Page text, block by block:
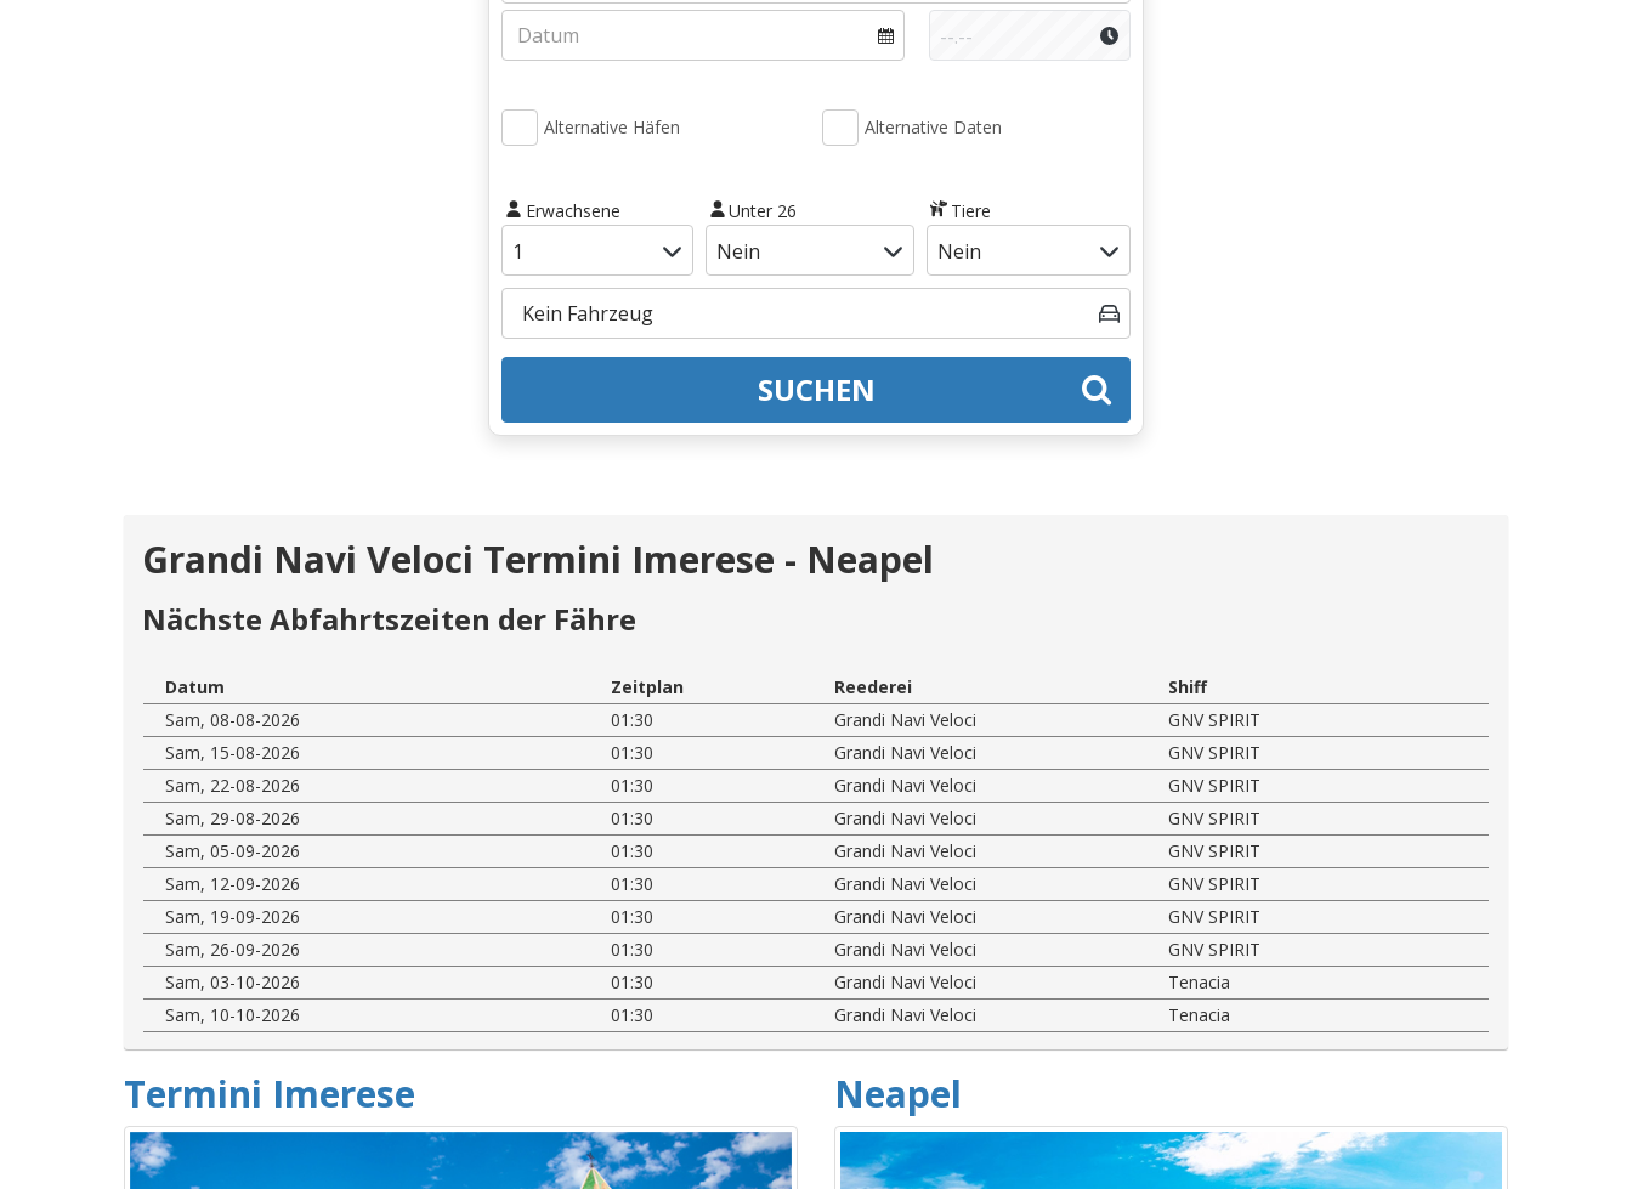
Alternative Häfen Alternative Daten
Erwachsene Unter 26 Tiere
SUCHEN
Grandi Navi Veloci Termini Imerese - Neapel
Nächste Abfahrtszeiten der Fähre
Datum Zeitplan Reederei
Shiff
Sam, 08-08-2026
01:30 Grandi Navi Veloci
GNV SPIRIT
Sam, 15-08-2026
01:30 Grandi Navi Veloci
GNV SPIRIT
Sam, 22-08-2026
01:30 Grandi Navi Veloci
GNV SPIRIT
Sam, 29-08-2026
01:30 Grandi Navi Veloci
GNV SPIRIT
Sam, 05-09-2026
01:30 Grandi Navi Veloci
GNV SPIRIT
Sam, 12-09-2026
01:30 Grandi Navi Veloci
GNV SPIRIT
Sam, 19-09-2026
01:30 Grandi Navi Veloci
GNV SPIRIT
Sam, 26-09-2026
01:30 Grandi Navi Veloci
GNV SPIRIT
Sam, 03-10-2026
01:30 Grandi Navi Veloci
Tenacia
Sam, 10-10-2026
01:30 Grandi Navi Veloci Tenacia
Termini Imerese Neapel